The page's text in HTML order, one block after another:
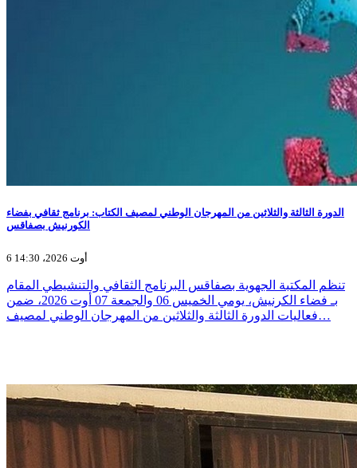
الدورة الثالثة والثلاثين من المهرجان الوطني لمصيف الكتاب: برنامج ثقافي بفضاء
الكورنيش بصفاقس
6 أوت 2026، 14:30
تنظم المكتبة الجهوية بصفاقس البرنامج الثقافي والتنشيطي المقام
بـ فضاء الكرنيش، يومي الخميس 06 والجمعة 07 أوت 2026، ضمن
فعاليات الدورة الثالثة والثلاثين من المهرجان الوطني لمصيف…